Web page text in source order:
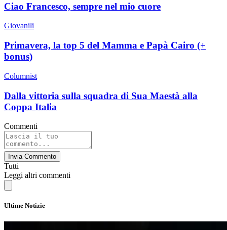
Ciao Francesco, sempre nel mio cuore
Giovanili
Primavera, la top 5 del Mamma e Papà Cairo (+
bonus)
Columnist
Dalla vittoria sulla squadra di Sua Maestà alla
Coppa Italia
Commenti
Invia Commento
Tutti
Leggi altri commenti
Ultime Notizie